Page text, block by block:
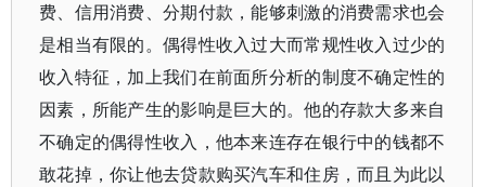
费、信用消费、分期付款，能够刺激的消费需求也会
是相当有限的。偶得性收入过大而常规性收入过少的
收入特征，加上我们在前面所分析的制度不确定性的
因素，所能产生的影响是巨大的。他的存款大多来自
不确定的偶得性收入，他本来连存在银行中的钱都不
敢花掉，你让他去贷款购买汽车和住房，而且为此以